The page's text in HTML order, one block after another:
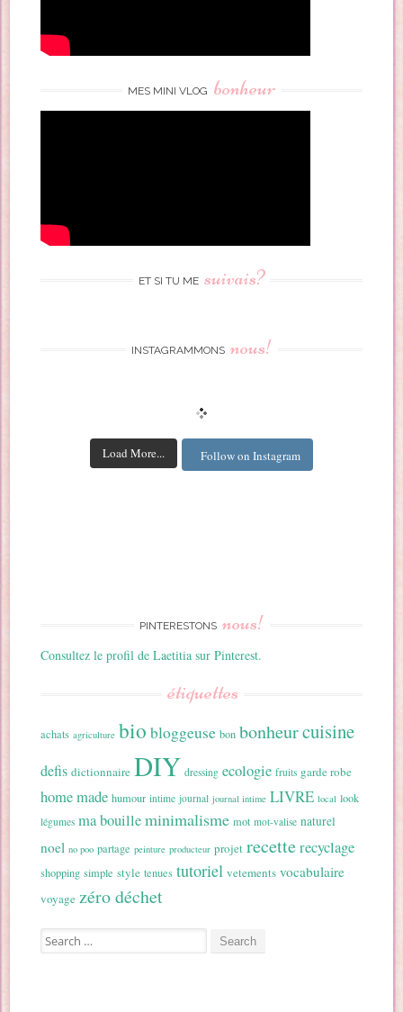
MES MINI VLOG bonheur
ET SI TU ME suivais?
INSTAGRAMMONS nous!
Load More... Follow on Instagram
PINTERESTONS nous!
Consultez le profil de Laetitia sur Pinterest.
étiquettes
achats agriculture bio bloggeuse bon bonheurcuisine
defis dictionnaire DIY dressing ecologie fruits garde robe
home made humour intime journal journal intime LIVRE local look
légumes ma bouilleminimalisme mot mot-valise naturel
noel no poo partage peinture producteur projet recetterecyclage
shopping simple style tenues tutoriel vetements vocabulaire
voyage zéro déchet
Search for: